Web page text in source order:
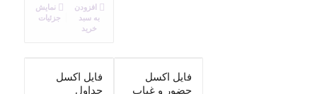
افزودن
به سبد
خرید
نمایش
جزئیات
فایل اکسل
جداول
فایل اکسل
حضور و غیاب